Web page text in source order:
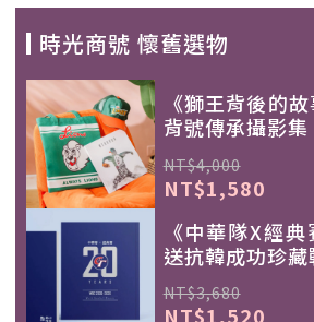
時光商號 懷舊選物
《獅王背後的
背號傳承攝影集
NT$4,000
NT$1,580
《中華隊X經
送抗韓成功珍藏
NT$3,680
NT$1,520